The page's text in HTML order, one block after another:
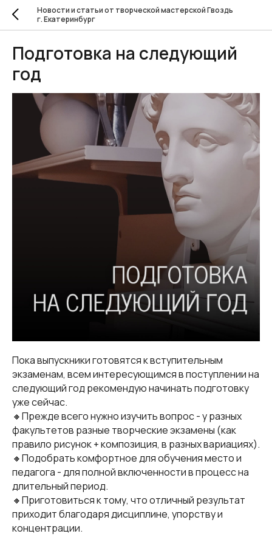
Новости и статьи от творческой мастерской Гвоздь
г. Екатеринбург
Подготовка на следующий
год
Пока выпускники готовятся к вступительным
экзаменам, всем интересующимся в поступлении на
следующий год рекомендую начинать подготовку
уже сейчас.
🔸Прежде всего нужно изучить вопрос - у разных
факультетов разные творческие экзамены (как
правило рисунок + композиция, в разных вариациях).
🔸Подобрать комфортное для обучения место и
педагога - для полной включенности в процесс на
длительный период.
🔸Приготовиться к тому, что отличный результат
приходит благодаря дисциплине, упорству и
концентрации.